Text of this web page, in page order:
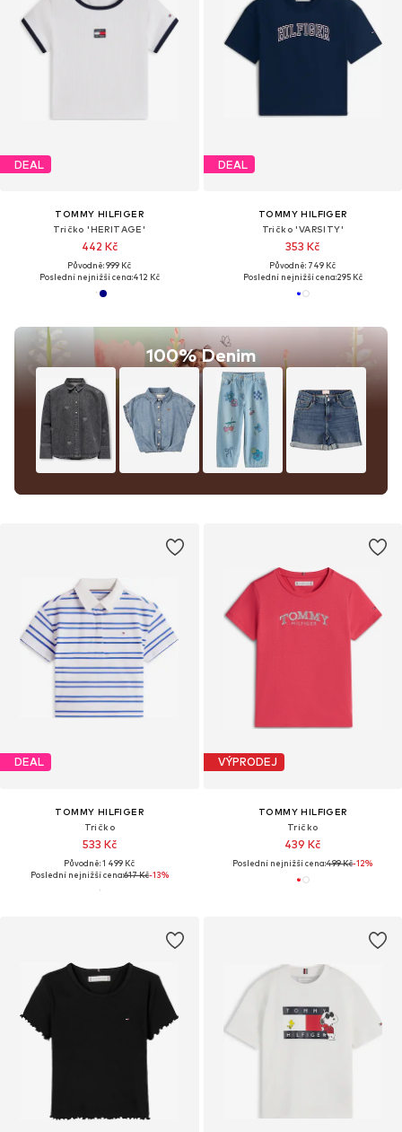
DEAL
TOMMY HILFIGER
Tričko 'HERITAGE'
442 Kč
Původně: 999 Kč
Poslední nejnižší cena:412 Kč
100% Denim
DEAL
TOMMY HILFIGER
Tričko 'VARSITY'
353 Kč
Původně: 749 Kč
Poslední nejnižší cena:295 Kč
DEAL
TOMMY HILFIGER
Tričko
533 Kč
Původně: 1 499 Kč
Poslední nejnižší cena:617 Kč-13%
VÝPRODEJ
TOMMY HILFIGER
Tričko
439 Kč
Poslední nejnižší cena:499 Kč-12%